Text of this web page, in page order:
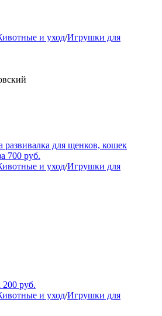
и уход/Игрушки для
развивалка для щенков, кошек
700 руб.
и уход/Игрушки для
200 руб.
и уход/Игрушки для